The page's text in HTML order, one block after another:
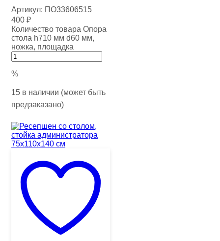
Артикул: ПО33606515
400 ₽
Количество товара Опора
стола h710 мм d60 мм,
ножка, площадка
%
15 в наличии (может быть
предзаказано)